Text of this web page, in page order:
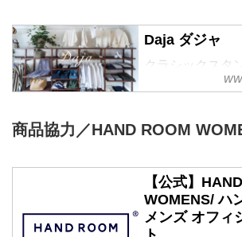
Daja ダジャ
クラシックスタ
に、自分らしい
商品協力／HAND ROOM
【公式】
WOMENS/ ハ
メンズ オフィ